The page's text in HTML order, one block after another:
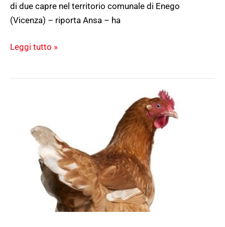
di due capre nel territorio comunale di Enego
(Vicenza) – riporta Ansa – ha
Leggi tutto »
CARCASSE
GALLINE
RINVENUTE